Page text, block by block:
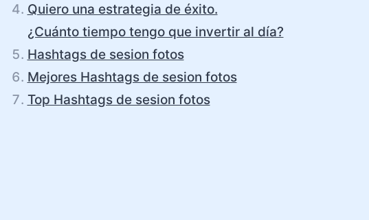
Quiero una estrategia de éxito.
¿Cuánto tiempo tengo que invertir al día?
Hashtags de sesion fotos
Mejores Hashtags de sesion fotos
Top Hashtags de sesion fotos